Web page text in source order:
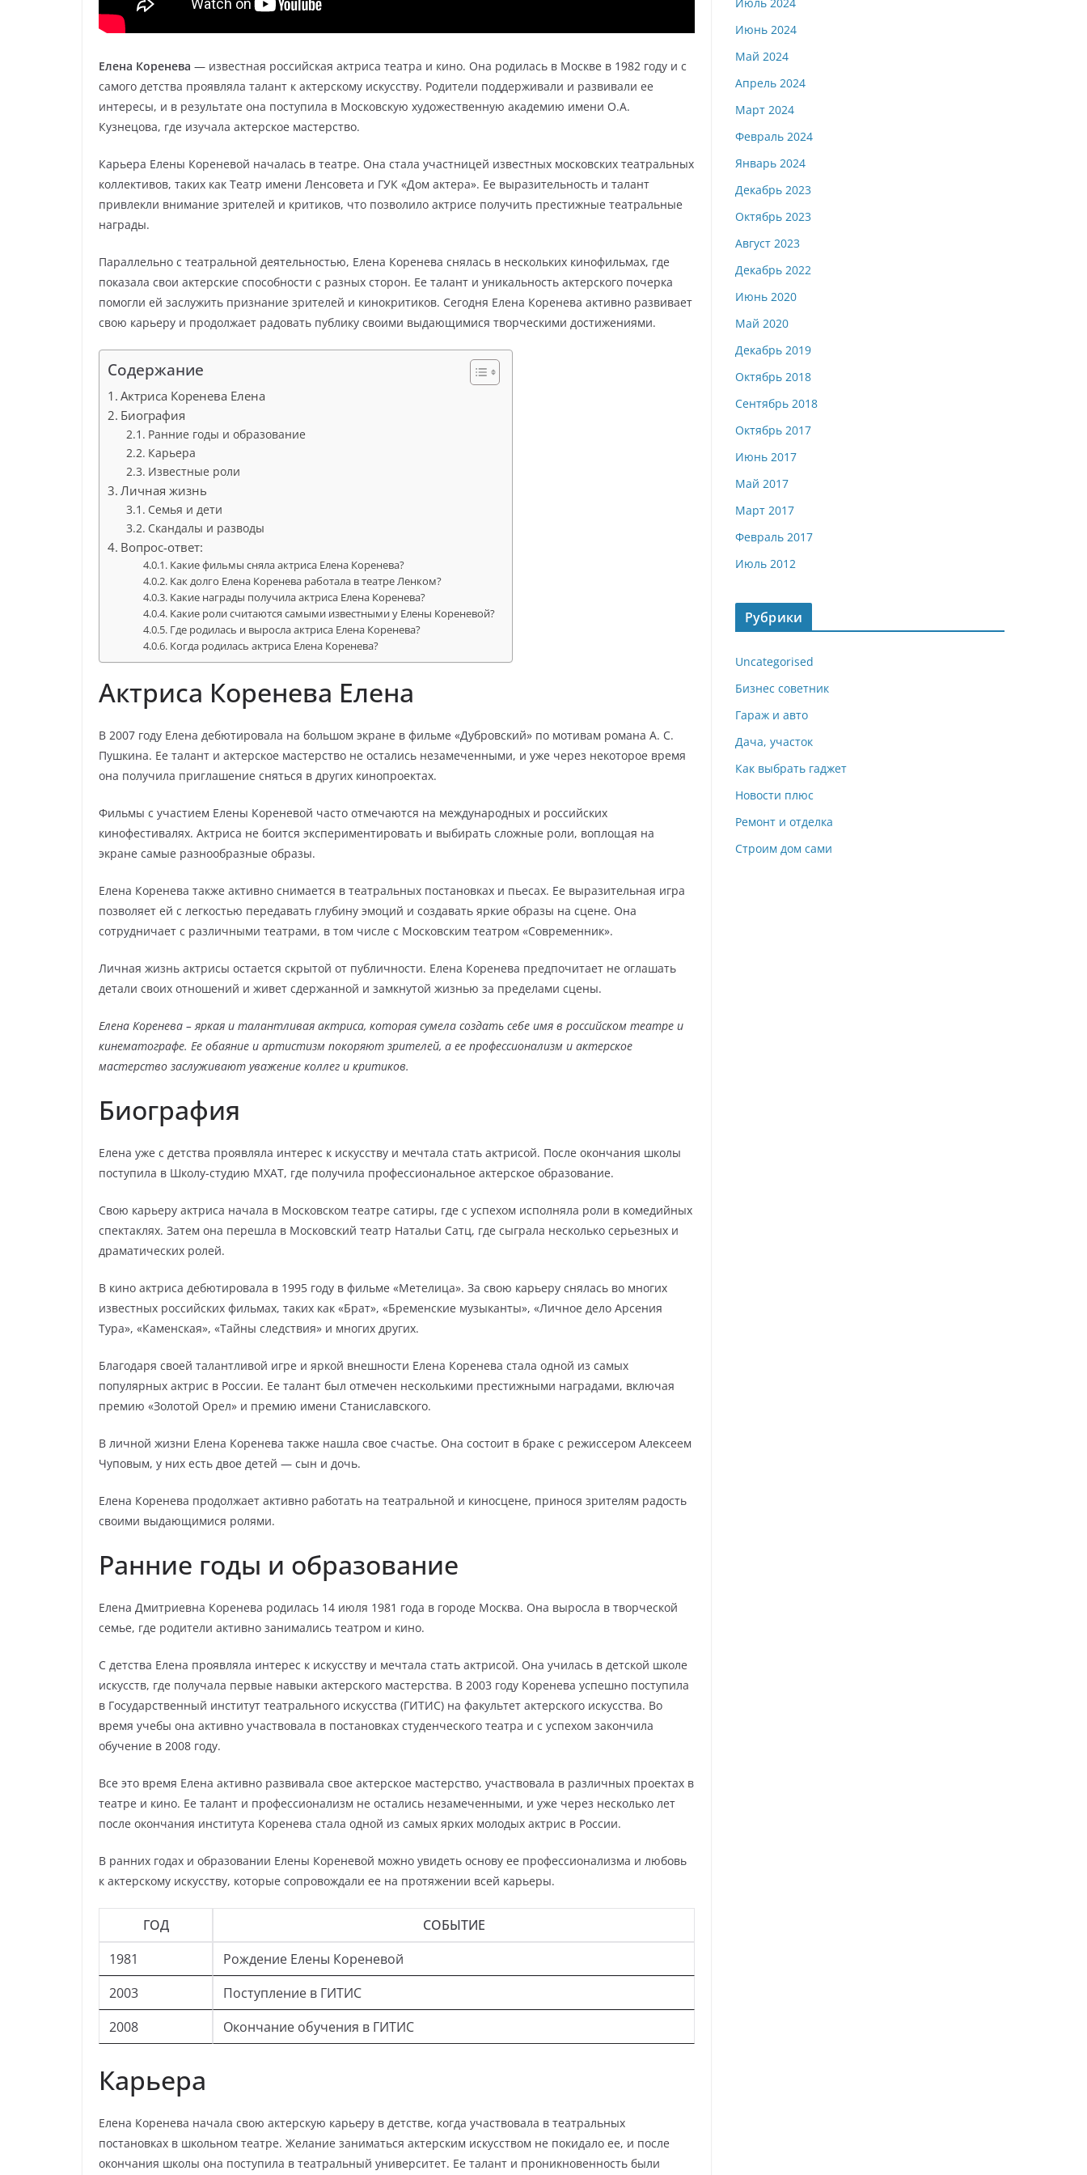
Елена Коренева — известная российская актриса театра и кино. Она родилась в Москве в 1982 году и c
самого детства проявляла талант к актерскому искусству. Родители поддерживали и развивали ее
интересы, и в результате она поступила в Московскую художественную академию имени О.А.
Кузнецова, где изучала актерское мастерство.
Карьера Елены Кореневой началась в театре. Она стала участницей известных московских театральных
коллективов, таких как Театр имени Ленсовета и ГУК «Дом актера». Ее выразительность и талант
привлекли внимание зрителей и критиков, что позволило актрисе получить престижные театральные
награды.
Параллельно с театральной деятельностью, Елена Коренева снялась в нескольких кинофильмах, где
показала свои актерские способности с разных сторон. Ее талант и уникальность актерского почерка
помогли ей заслужить признание зрителей и кинокритиков. Сегодня Елена Коренева активно развивает
свою карьеру и продолжает радовать публику своими выдающимися творческими достижениями.
Содержание
Актриса Коренева Елена
Биография
Ранние годы и образование
Карьера
Известные роли
Личная жизнь
Семья и дети
Скандалы и разводы
Вопрос-ответ:
Какие фильмы сняла актриса Елена Коренева?
Как долго Елена Коренева работала в театре Ленком?
Какие награды получила актриса Елена Коренева?
Какие роли считаются самыми известными у Елены Кореневой?
Где родилась и выросла актриса Елена Коренева?
Когда родилась актриса Елена Коренева?
Актриса Коренева Елена
В 2007 году Елена дебютировала на большом экране в фильме «Дубровский» по мотивам романа А. С.
Пушкина. Ее талант и актерское мастерство не остались незамеченными, и уже через некоторое время
она получила приглашение сняться в других кинопроектах.
Фильмы с участием Елены Кореневой часто отмечаются на международных и российских
кинофестивалях. Актриса не боится экспериментировать и выбирать сложные роли, воплощая на
экране самые разнообразные образы.
Елена Коренева также активно снимается в театральных постановках и пьесах. Ее выразительная игра
позволяет ей с легкостью передавать глубину эмоций и создавать яркие образы на сцене. Она
сотрудничает с различными театрами, в том числе с Московским театром «Современник».
Личная жизнь актрисы остается скрытой от публичности. Елена Коренева предпочитает не оглашать
детали своих отношений и живет сдержанной и замкнутой жизнью за пределами сцены.
Елена Коренева – яркая и талантливая актриса, которая сумела создать себе имя в российском театре и
кинематографе. Ее обаяние и артистизм покоряют зрителей, а ее профессионализм и актерское
мастерство заслуживают уважение коллег и критиков.
Биография
Елена уже с детства проявляла интерес к искусству и мечтала стать актрисой. После окончания школы
поступила в Школу-студию МХАТ, где получила профессиональное актерское образование.
Свою карьеру актриса начала в Московском театре сатиры, где с успехом исполняла роли в комедийных
спектаклях. Затем она перешла в Московский театр Натальи Сатц, где сыграла несколько серьезных и
драматических ролей.
В кино актриса дебютировала в 1995 году в фильме «Метелица». За свою карьеру снялась во многих
известных российских фильмах, таких как «Брат», «Бременские музыканты», «Личное дело Арсения
Тура», «Каменская», «Тайны следствия» и многих других.
Благодаря своей талантливой игре и яркой внешности Елена Коренева стала одной из самых
популярных актрис в России. Ее талант был отмечен несколькими престижными наградами, включая
премию «Золотой Орел» и премию имени Станиславского.
В личной жизни Елена Коренева также нашла свое счастье. Она состоит в браке с режиссером Алексеем
Чуповым, у них есть двое детей — сын и дочь.
Елена Коренева продолжает активно работать на театральной и киносцене, принося зрителям радость
своими выдающимися ролями.
Ранние годы и образование
Елена Дмитриевна Коренева родилась 14 июля 1981 года в городе Москва. Она выросла в творческой
семье, где родители активно занимались театром и кино.
С детства Елена проявляла интерес к искусству и мечтала стать актрисой. Она училась в детской школе
искусств, где получала первые навыки актерского мастерства. В 2003 году Коренева успешно поступила
в Государственный институт театрального искусства (ГИТИС) на факультет актерского искусства. Во
время учебы она активно участвовала в постановках студенческого театра и с успехом закончила
обучение в 2008 году.
Все это время Елена активно развивала свое актерское мастерство, участвовала в различных проектах в
театре и кино. Ее талант и профессионализм не остались незамеченными, и уже через несколько лет
после окончания института Коренева стала одной из самых ярких молодых актрис в России.
В ранних годах и образовании Елены Кореневой можно увидеть основу ее профессионализма и любовь
к актерскому искусству, которые сопровождали ее на протяжении всей карьеры.
ГОД
СОБЫТИЕ
1981
Рождение Елены Кореневой
2003
Поступление в ГИТИС
2008
Окончание обучения в ГИТИС
Карьера
Елена Коренева начала свою актерскую карьеру в детстве, когда участвовала в театральных
постановках в школьном театре. Желание заниматься актерским искусством не покидало ее, и после
окончания школы она поступила в театральный университет. Ее талант и проникновенность были
Июнь 2024
Май 2024
Апрель 2024
Март 2024
Февраль 2024
Январь 2024
Декабрь 2023
Октябрь 2023
Август 2023
Декабрь 2022
Июнь 2020
Май 2020
Декабрь 2019
Октябрь 2018
Сентябрь 2018
Октябрь 2017
Июнь 2017
Май 2017
Март 2017
Февраль 2017
Июль 2012
Рубрики
Uncategorised
Бизнес советник
Гараж и авто
Дача, участок
Как выбрать гаджет
Новости плюс
Ремонт и отделка
Строим дом сами